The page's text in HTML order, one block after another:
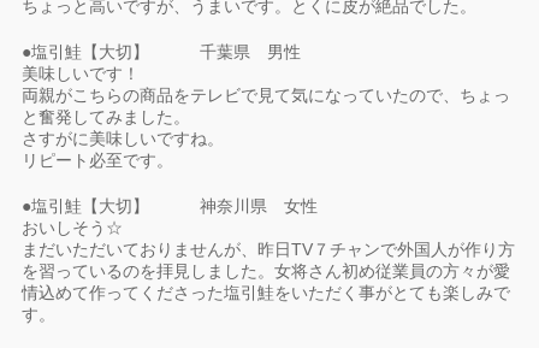
ちょっと高いですが、うまいです。とくに皮が絶品でした。
●塩引鮭【大切】 千葉県 男性
美味しいです！
両親がこちらの商品をテレビで見て気になっていたので、ちょっ
と奮発してみました。
さすがに美味しいですね。
リピート必至です。
●塩引鮭【大切】 神奈川県 女性
おいしそう☆
まだいただいておりませんが、昨日TV７チャンで外国人が作り方
を習っているのを拝見しました。女将さん初め従業員の方々が愛
情込めて作ってくださった塩引鮭をいただく事がとても楽しみで
す。